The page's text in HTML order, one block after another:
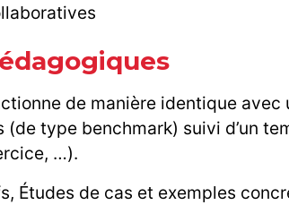
de manière identique
(de type benchmark) suivi d’un
…).
Études de cas et exemples